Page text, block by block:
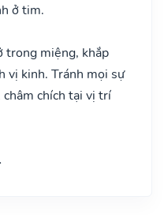
ở tim.
trong miệng, khắp
vị kinh. Tránh mọi sự
chích tại vị trí